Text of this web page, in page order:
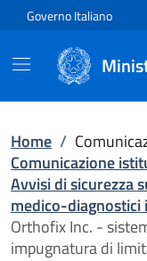
Vai direttamente al
Governo Italiano
Home /
Comunicazione
Avvisi di sicurezza
medico-diagnostici
Orthofix Inc. -
impugnatura di